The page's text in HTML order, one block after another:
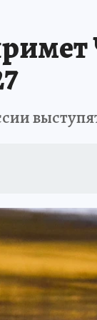
УКРАИНА: СВОДКА
НАВИГАТОР ГАИ
КУЛИНАРНЫЕ
ГОРОДЕ